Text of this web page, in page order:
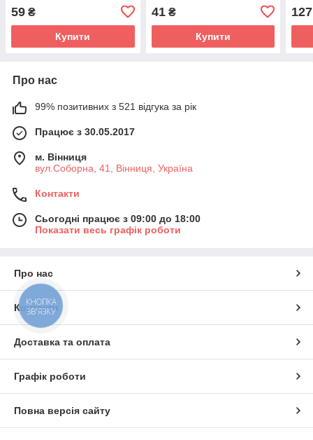
59 ₴
Купити
41₴
Купити
127
Про нас
99% позитивних з 521 відгука за рік
Працює з 30.05.2017
м. Вінниця
вул.Соборна, 41, Вінниця, Україна
Контакти
Сьогодні працює з 09:00 до 18:00
Показати весь графік роботи
Про нас
Контакти
Доставка та оплата
Графік роботи
Повна версія сайту
КНОПКА
ЗВ'ЯЗКУ